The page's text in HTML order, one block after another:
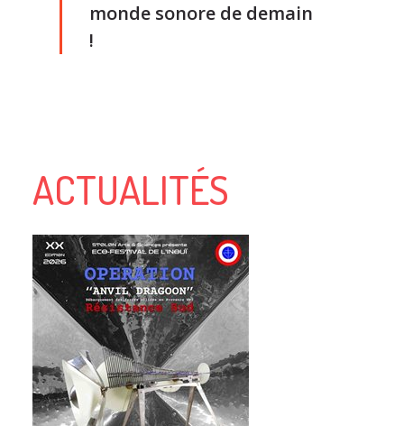
monde sonore de demain
!
ACTUALITÉS